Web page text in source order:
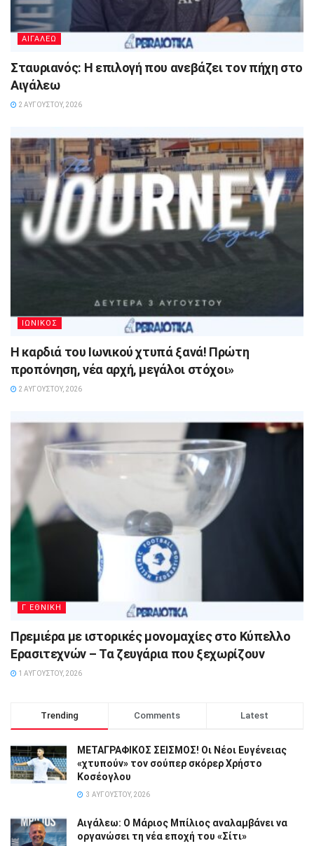
ΑΙΓΑΛΕΩ
Σταυριανός: Η επιλογή που ανεβάζει τον πήχη στο
Αιγάλεω
2 ΑΥΓΟΎΣΤΟΥ, 2026
ΙΩΝΙΚΟΣ
Η καρδιά του Ιωνικού χτυπά ξανά! Πρώτη
προπόνηση, νέα αρχή, μεγάλοι στόχοι»
2 ΑΥΓΟΎΣΤΟΥ, 2026
Γ ΕΘΝΙΚΗ
Πρεμιέρα με ιστορικές μονομαχίες στο Κύπελλο
Ερασιτεχνών – Τα ζευγάρια που ξεχωρίζουν
1 ΑΥΓΟΎΣΤΟΥ, 2026
Trending Comments Latest
ΜΕΤΑΓΡΑΦΙΚΟΣ ΣΕΙΣΜΟΣ! Οι Νέοι Ευγένειας
«χτυπούν» τον σούπερ σκόρερ Χρήστο
Κοσέογλου
3 ΑΥΓΟΎΣΤΟΥ, 2026
Αιγάλεω: Ο Μάριος Μπίλιος αναλαμβάνει να
οργανώσει τη νέα εποχή του «Σίτι»